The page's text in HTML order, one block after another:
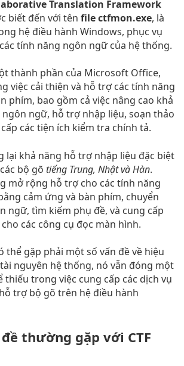
Translation Framework
biết đến với tên file ctfmon.exe, là
hệ điều hành Windows, phục vụ
tính năng ngôn ngữ của hệ thống.
thành phần của Microsoft Office,
việc cải thiện và hỗ trợ các tính năng
phím, bao gồm cả việc nâng cao khả
ngữ, hỗ trợ nhập liệu, soạn thảo
các tiện ích kiểm tra chính tả.
lại khả năng hỗ trợ nhập liệu đặc biệt
bộ gõ tiếng Trung, Nhật và Hàn.
mở rộng hỗ trợ cho các tính năng
cảm ứng và bàn phím, chuyển
ngữ, tìm kiếm phụ đề, và cung cấp
các công cụ đọc màn hình.
thể gặp phải một số vấn đề về hiệu
nguyên hệ thống, nó vẫn đóng một
trong việc cung cấp các dịch vụ
trợ bộ gõ trên hệ điều hành
thường gặp với CTF